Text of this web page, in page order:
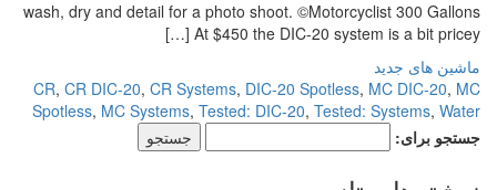
wash, dry and detail for a photo shoot. ©Motorcyclist 300 Gallons
At $450 the DIC-20 system is a bit pricey […]
ماشین های جدید
CR,CR DIC-20,CR Systems,DIC-20 Spotless,MC DIC-20,MC
Spotless,MC Systems,Tested: DIC-20,Tested: Systems,Water
جستجو برای: